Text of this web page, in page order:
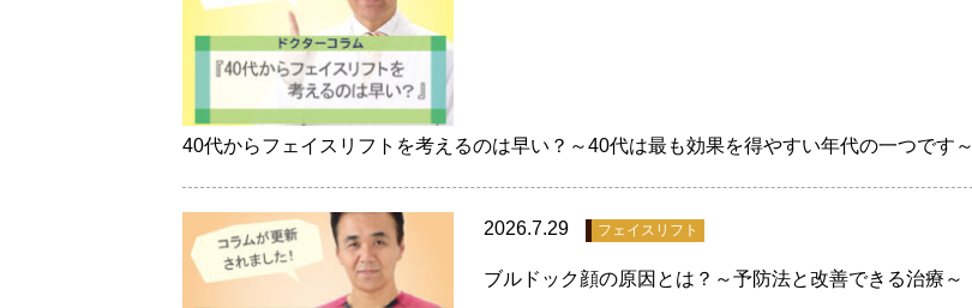
40代からフェイスリフトを考えるのは早い？～40代は最も効果を得やすい年代の一つです～
2026.7.29 フェイスリフト
ブルドック顔の原因とは？～予防法と改善できる治療～